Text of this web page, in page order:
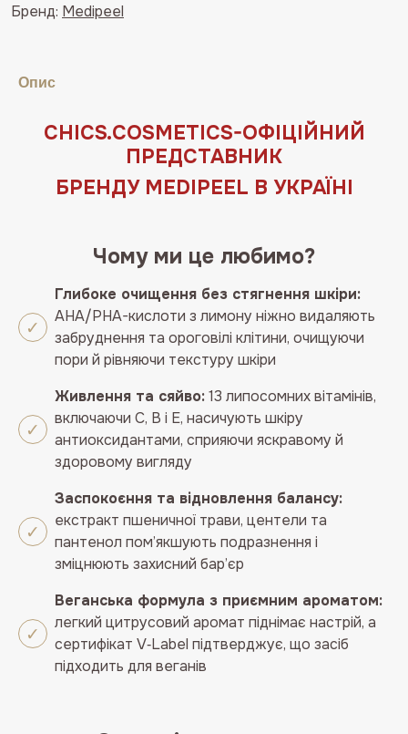
Cleanser
кількість
Бренд: Medipeel
Опис
СHICS.COSMETICS-ОФIЦIЙНИЙ
ПРЕДСТАВНИК
БРЕНДУ MEDIPEEL В УКРАЇНІ
Чому ми це любимо?
Глибоке очищення без стягнення шкіри:
AHA/PHA-кислоти з лимону ніжно видаляють
забруднення та ороговілі клітини, очищуючи
пори й рівняючи текстуру шкіри
Живлення та сяйво:13 липосомних вітамінів,
включаючи С, В і Е, насичують шкіру
антиоксидантами, сприяючи яскравому й
здоровому вигляду
Заспокоєння та відновлення балансу:
екстракт пшеничної трави, центели та
пантенол пом’якшують подразнення і
зміцнюють захисний бар’єр
Веганська формула з приємним ароматом:
легкий цитрусовий аромат піднімає настрій, а
сертифікат V‑Label підтверджує, що засіб
підходить для веганів